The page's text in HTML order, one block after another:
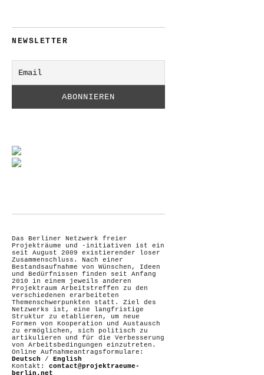
NEWSLETTER
Das Berliner Netzwerk freier
Projekträume und -initiativen ist ein
seit August 2009 existierender loser
Zusammenschluss. Nach einer
Bestandsaufnahme von Wünschen, Ideen
und Bedürfnissen finden seit Anfang
2010 in einem jeweils anderen
Projektraum Arbeitstreffen zu den
verschiedenen erarbeiteten
Themenschwerpunkten statt. Ziel des
Netzwerks ist, eine langfristige
Struktur zu etablieren, um neue
Formen von Kooperation und Austausch
zu ermöglichen, sich politisch zu
artikulieren und für die Verbesserung
von Arbeitsbedingungen einzutreten.
Online Aufnahmeantragsformulare:
Deutsch /
English
Kontakt: contact@projektraeume-
berlin.net